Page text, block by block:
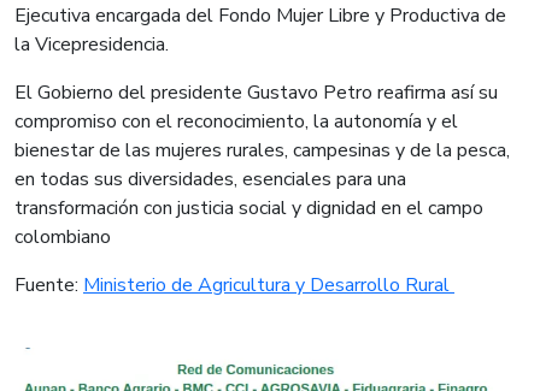
Ejecutiva encargada del Fondo Mujer Libre y Productiva de
la Vicepresidencia.
El Gobierno del presidente Gustavo Petro reafirma así su
compromiso con el reconocimiento, la autonomía y el
bienestar de las mujeres rurales, campesinas y de la pesca,
en todas sus diversidades, esenciales para una
transformación con justicia social y dignidad en el campo
colombiano
Fuente: Ministerio de Agricultura y Desarrollo Rural